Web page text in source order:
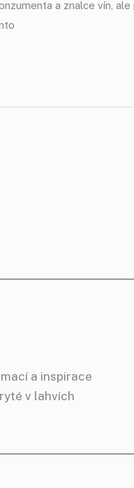
a znalce vín,
a inspirace
v lahvích